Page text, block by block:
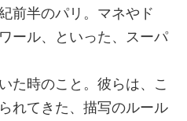
前半のパリ。マネやド
ール、といった、スーパ
た時のこと。彼らは、こ
れてきた、描写のルール